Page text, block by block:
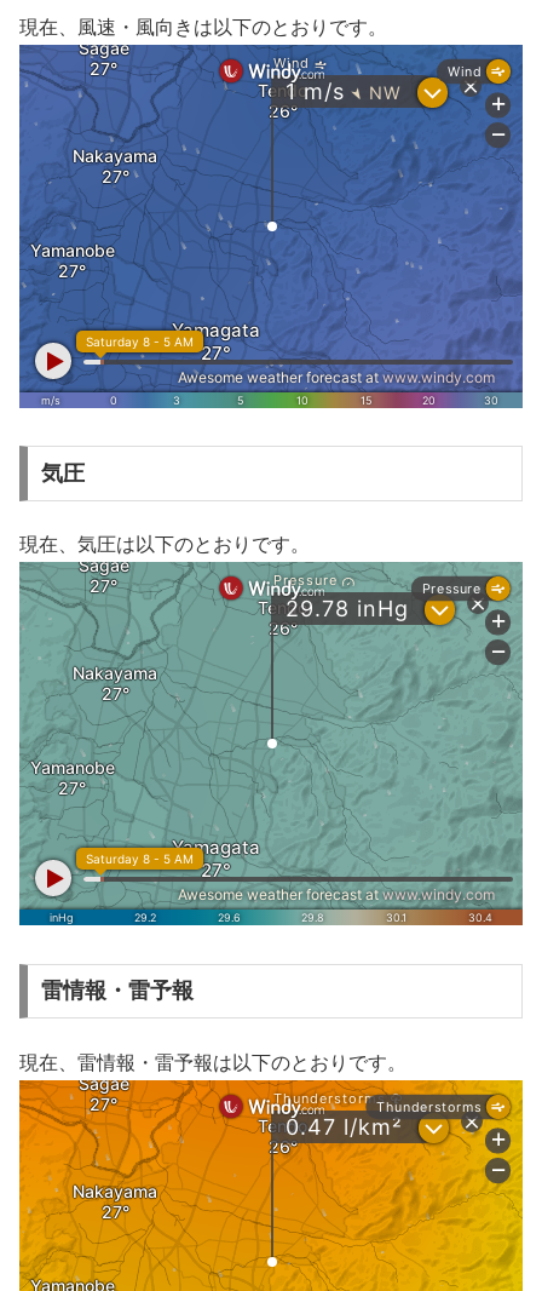
現在、風速・風向きは以下のとおりです。
気圧
現在、気圧は以下のとおりです。
雷情報・雷予報
現在、雷情報・雷予報は以下のとおりです。